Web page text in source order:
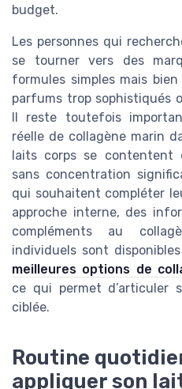
budget.
Les personnes qui
se tourner vers des
formules simples mais
parfums trop sophistiqués
Il reste toutefois
réelle de collagène marin
laits corps se contentent
sans concentration
qui souhaitent compléter
approche interne, des
compléments au
individuels sont
meilleures options de
ce qui permet d’articuler
ciblée.
Routine
appliquer son